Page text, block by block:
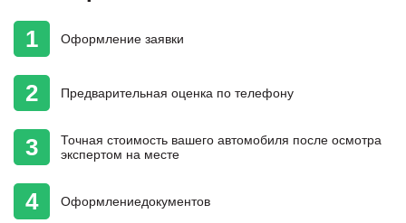
1 Оформление заявки
2 Предварительная оценка по телефону
3 Точная стоимость вашего автомобиля после осмотра
экспертом на месте
4 Оформлениедокументов